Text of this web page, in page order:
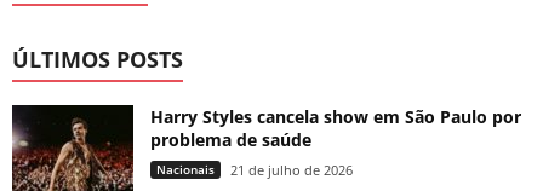
ÚLTIMOS POSTS
Harry Styles cancela show em São Paulo por
problema de saúde
Nacionais 21 de julho de 2026